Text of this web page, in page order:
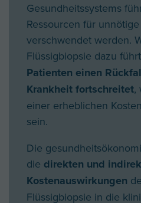
Gesundheitssystems
Ressourcen für
verschwendet werden.
Flüssigbiopsie dazu
Patienten einen
Krankheit fortschreitet,
einer erheblichen
sein.
Die
die direkten und
Kostenauswirkungen
Flüssigbiopsie in die